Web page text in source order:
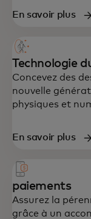
conçu pour
En savoir plus
Technologie
Concevez des
nouvelle
physiques et
En savoir plus
paiements
Assurez la
grâce à un